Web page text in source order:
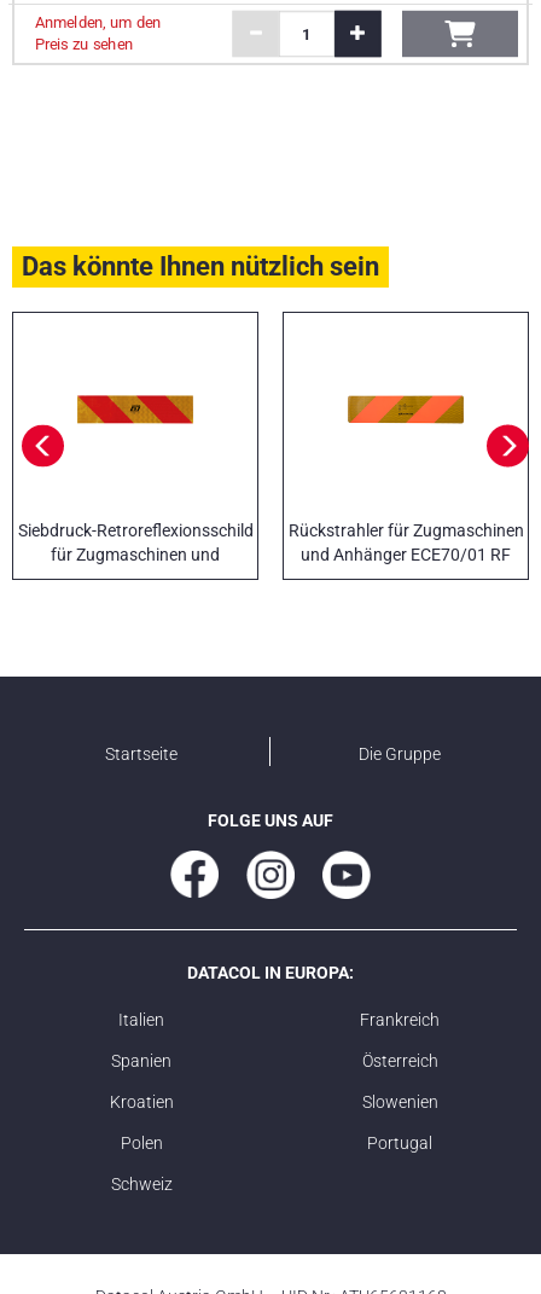
Anmelden, um den
Preis zu sehen
Das könnte Ihnen nützlich sein
Siebdruck-Retroreflexionsschild
für Zugmaschinen und
Anhänger
Rückstrahler für Zugmaschinen
und Anhänger ECE70/01 RF
Startseite Die Gruppe
FOLGE UNS AUF
DATACOL IN EUROPA:
Italien Frankreich
Spanien Österreich
Kroatien Slowenien
Polen Portugal
Schweiz